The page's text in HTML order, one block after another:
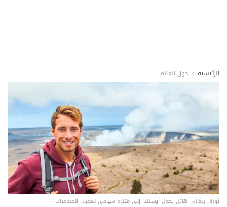
الرئيسية حول العالم
ثوران بركاني هائل يحول أيسلندا إلى متنزه سياحي لمحبي المغامرات